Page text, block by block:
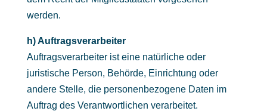
werden.
h) Auftragsverarbeiter
Auftragsverarbeiter ist eine natürliche oder
juristische Person, Behörde, Einrichtung oder
andere Stelle, die personenbezogene Daten im
Auftrag des Verantwortlichen verarbeitet.